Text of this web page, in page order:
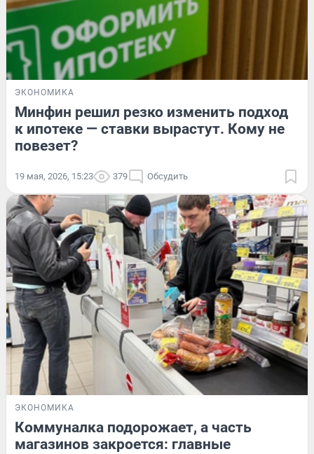
ЭКОНОМИКА
Минфин решил резко изменить подход
к ипотеке — ставки вырастут. Кому не
повезет?
19 мая, 2026, 15:23 379 Обсудить
ЭКОНОМИКА
Коммуналка подорожает, а часть
магазинов закроется: главные